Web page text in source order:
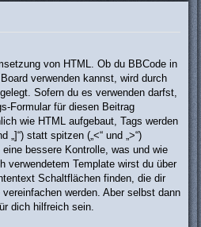
von HTML. Ob du BBCode in
verwenden kannst, wird durch
Sofern du es verwenden darfst,
Formular für diesen Beitrag
wie HTML aufgebaut, Tags werden
„]“) statt spitzen („<“ und „>“)
bessere Kontrolle, was und wie
verwendetem Template wirst du über
Schaltflächen finden, die dir
werden. Aber selbst dann
dich hilfreich sein.